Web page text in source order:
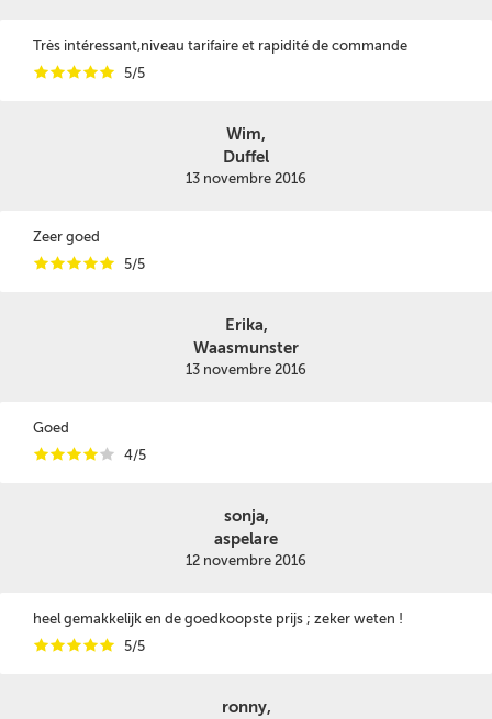
Très intéressant,niveau tarifaire et rapidité de commande
iiiii 5/5
Wim,
Duffel
13 novembre 2016
Zeer goed
iiiii 5/5
Erika,
Waasmunster
13 novembre 2016
Goed
iiiii 4/5
sonja,
aspelare
12 novembre 2016
heel gemakkelijk en de goedkoopste prijs ; zeker weten !
iiiii 5/5
ronny,